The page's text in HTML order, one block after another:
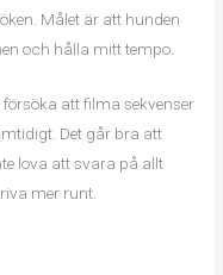
Målet är att hunden
och hålla mitt tempo.
att filma sekvenser
Det går bra att
lova att svara på allt
mer runt.